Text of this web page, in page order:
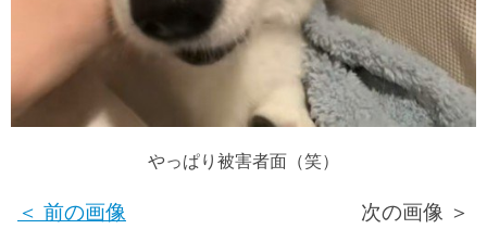
やっぱり被害者面（笑）
＜ 前の画像 次の画像 ＞